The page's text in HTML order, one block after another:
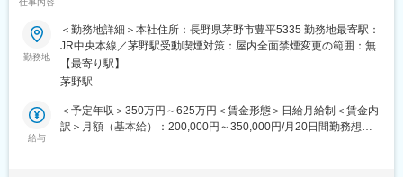
配属先の開発技術部には、45名が20代から50代までバランスよく
所属しています。中途入社の方も活躍しております。
ご入社後1週間程度は社内研修を実施し同時に工場で製品づくりを
体験いただきます。その後、部門研修・OJTで先輩社員から業務
を学びつつ出来る業務からお任せしていきます。
■当社の安定性について
仕事内容
■業務内容
当社は製品に合わせた特注電源の設計開発～製造を行っていま
す。普段目にすることはありませんが、当社の製品はコンビニの
レジやATM、医療機器、生産設備など幅広い分野で使用されてい
ます。
そんな電源機器の開発、回路設計、評価をお任せします。
勤務地
＜勤務地詳細＞本社住所：長野県茅野市豊平5335 勤務地最寄駅：
JR中央本線／茅野駅受動喫煙対策：屋内全面禁煙変更の範囲：無
【最寄り駅】
茅野駅
給与
＜予定年収＞350万円～625万円＜賃金形態＞日給月給制＜賃金内
訳＞月額（基本給）：200,000円～350,000円/月20日間勤務想定